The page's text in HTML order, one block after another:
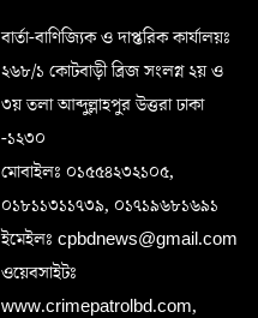
বার্তা-বাণিজ্যিক ও দাপ্তরিক কার্যালয়ঃ
২৬৮/১ কোটবাড়ী ব্রিজ সংলগ্ন ২য় ও
৩য় তলা আব্দুল্লাহপুর উত্তরা ঢাকা
-১২৩০
মোবাইলঃ ০১৫৫৪২৩২১০৫,
০১৮১১৩১১৭৩৯, ০১৭১৯৬৮১৬৯১
ইমেইলঃ cpbdnews@gmail.com
ওয়েবসাইটঃ
www.crimepatrolbd.com,